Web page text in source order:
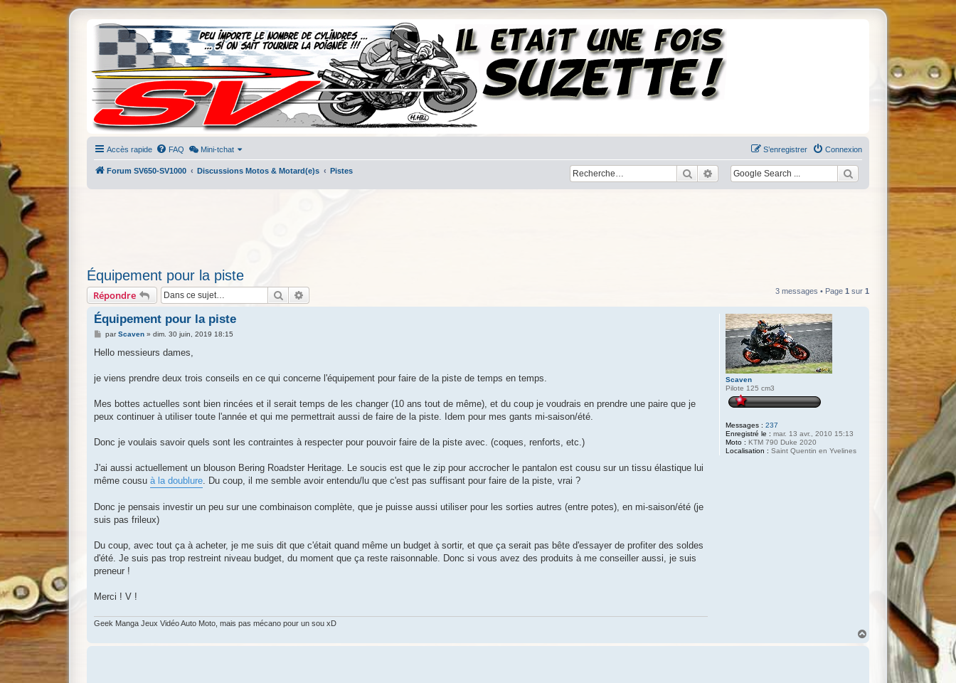
Accès rapide FAQ Mini-tchat Connexion
S’enregistrer
Forum SV650-SV1000 Discussions Motos & Motard(e)s Pistes RechercherRecherche avancée
Équipement pour la piste
Répondre Rechercher 3 messages • Page 1 sur 1
Scaven
Pilote 125 cm3
Messages : 237
Enregistré le : mar. 13 avr., 2010 15:13
Moto : KTM 790 Duke 2020
Localisation : Saint Quentin en Yvelines
Équipement pour la piste
M
s
g
parScaven» dim. 30 juin, 2019 18:15
Hello messieurs dames,
je viens prendre deux trois conseils en ce qui concerne l'équipement pour faire de la piste de temps en temps.
Mes bottes actuelles sont bien rincées et il serait temps de les changer (10 ans tout de même), et du coup je voudrais en prendre une paire que je
peux continuer à utiliser toute l'année et qui me permettrait aussi de faire de la piste. Idem pour mes gants mi-saison/été.
Donc je voulais savoir quels sont les contraintes à respecter pour pouvoir faire de la piste avec. (coques, renforts, etc.)
J'ai aussi actuellement un blouson Bering Roadster Heritage. Le soucis est que le zip pour accrocher le pantalon est cousu sur un tissu élastique lui
même cousu à la doublure. Du coup, il me semble avoir entendu/lu que c'est pas suffisant pour faire de la piste, vrai ?
Donc je pensais investir un peu sur une combinaison complète, que je puisse aussi utiliser pour les sorties autres (entre potes), en mi-saison/été (je
suis pas frileux)
Du coup, avec tout ça à acheter, je me suis dit que c'était quand même un budget à sortir, et que ça serait pas bête d'essayer de profiter des soldes
d'été. Je suis pas trop restreint niveau budget, du moment que ça reste raisonnable. Donc si vous avez des produits à me conseiller aussi, je suis
preneur !
Merci ! V !
Geek Manga Jeux Vidéo Auto Moto, mais pas mécano pour un sou xD